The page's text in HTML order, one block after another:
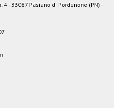
4 - 33087 Pasiano di Pordenone (PN) -